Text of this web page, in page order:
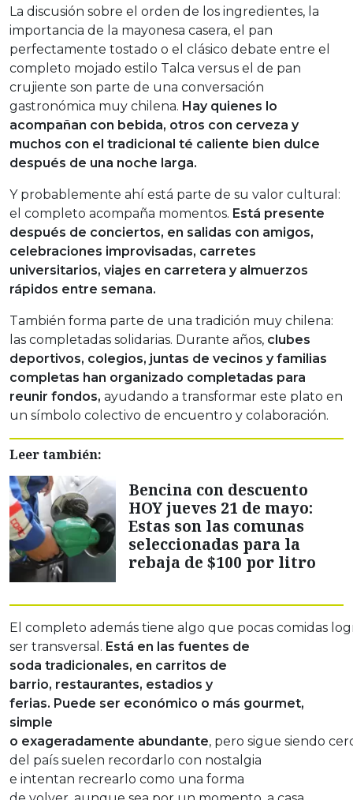
La discusión sobre el orden de los ingredientes, la
importancia de la mayonesa casera, el pan
perfectamente tostado o el clásico debate entre el
completo mojado estilo Talca versus el de pan
crujiente son parte de una conversación
gastronómica muy chilena. Hay quienes lo
acompañan con bebida, otros con cerveza y
muchos con el tradicional té caliente bien dulce
después de una noche larga.
Y probablemente ahí está parte de su valor cultural:
el completo acompaña momentos. Está presente
después de conciertos, en salidas con amigos,
celebraciones improvisadas, carretes
universitarios, viajes en carretera y almuerzos
rápidos entre semana.
También forma parte de una tradición muy chilena:
las completadas solidarias. Durante años, clubes
deportivos, colegios, juntas de vecinos y familias
completas han organizado completadas para
reunir fondos, ayudando a transformar este plato en
un símbolo colectivo de encuentro y colaboración.
Leer también:
Bencina con descuento
HOY jueves 21 de mayo:
Estas son las comunas
seleccionadas para la
rebaja de $100 por litro
El completo además tiene algo que pocas comidas
ser transversal. Está en las fuentes de
soda tradicionales, en carritos de
barrio, restaurantes, estadios y
ferias. Puede ser económico o más gourmet,
simple
o exageradamente abundante, pero sigue siendo
del país suelen recordarlo con nostalgia
e intentan recrearlo como una forma